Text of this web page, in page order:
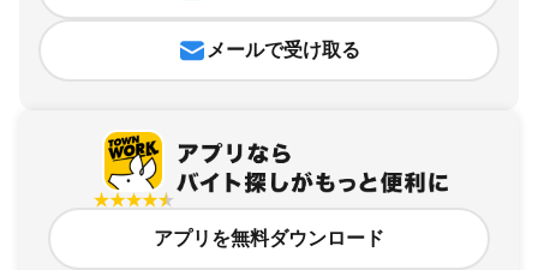
メールで受け取る
アプリを無料ダウンロード